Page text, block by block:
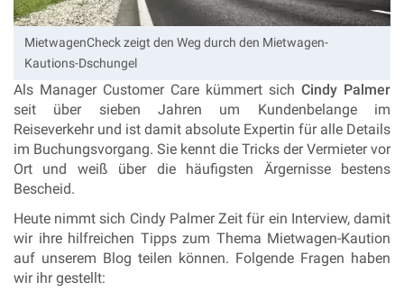
MietwagenCheck zeigt den Weg durch den Mietwagen-
Kautions-Dschungel
Als Manager Customer Care kümmert sich Cindy Palmer
seit über sieben Jahren um Kundenbelange im
Reiseverkehr und ist damit absolute Expertin für alle Details
im Buchungsvorgang. Sie kennt die Tricks der Vermieter vor
Ort und weiß über die häufigsten Ärgernisse bestens
Bescheid.
Heute nimmt sich Cindy Palmer Zeit für ein Interview, damit
wir ihre hilfreichen Tipps zum Thema Mietwagen-Kaution
auf unserem Blog teilen können. Folgende Fragen haben
wir ihr gestellt: